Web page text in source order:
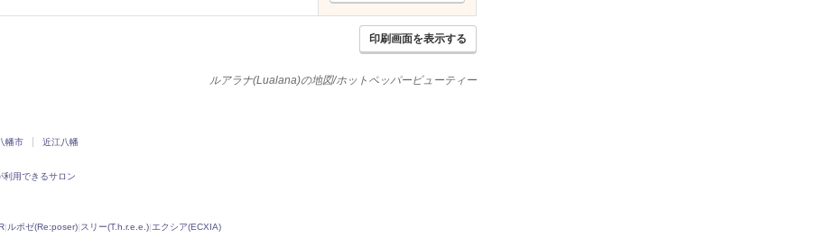
印刷画面を表示する
ルアラナ(Lualana)の地図/ホットペッパービューティー
幡市 近江八幡
利用できるサロン
|ルポゼ(Re:poser)|スリー(T.h.r.e.e.)|エクシア(ECXIA)